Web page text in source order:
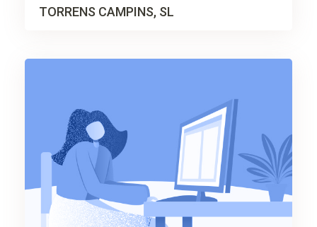
TORRENS CAMPINS, SL